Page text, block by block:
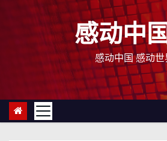
感动中
感动中国 感动